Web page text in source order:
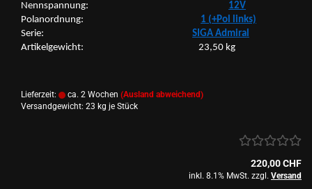
Nenn­span­nung: 12V
Po­l­an­ord­nung: 1 (+Pol links)
Serie: SIGA Ad­mi­ral
Ar­ti­kel­ge­wicht: 23,50 kg
Lieferzeit: ca. 2 Wochen (Ausland abweichend)
Versandgewicht: 23 kg je Stück
220,00 CHF
inkl. 8.1% MwSt. zzgl. Versand